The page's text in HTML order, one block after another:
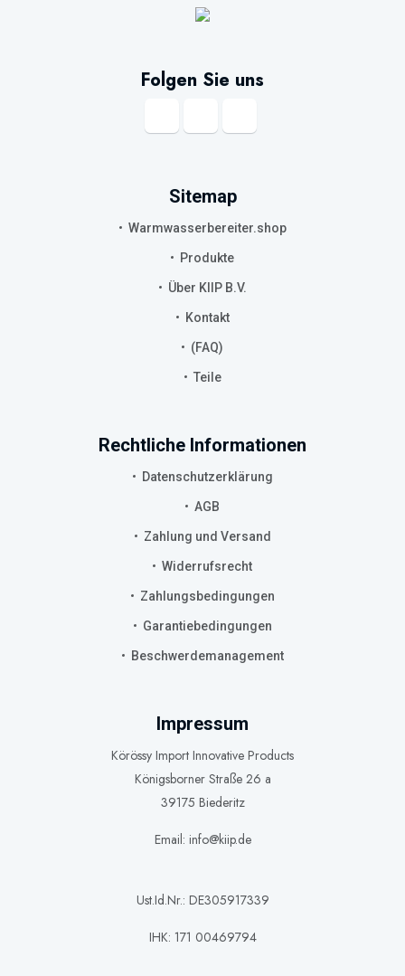
Folgen Sie uns
Sitemap
Warmwasserbereiter.shop
Produkte
Über KIIP B.V.
Kontakt
(FAQ)
Teile
Rechtliche Informationen
Datenschutzerklärung
AGB
Zahlung und Versand
Widerrufsrecht
Zahlungsbedingungen
Garantiebedingungen
Beschwerdemanagement
Impressum
Körössy Import Innovative Products
Königsborner Straße 26 a
39175 Biederitz
Email: info@kiip.de
Ust.Id.Nr.: DE305917339
IHK: 171 00469794